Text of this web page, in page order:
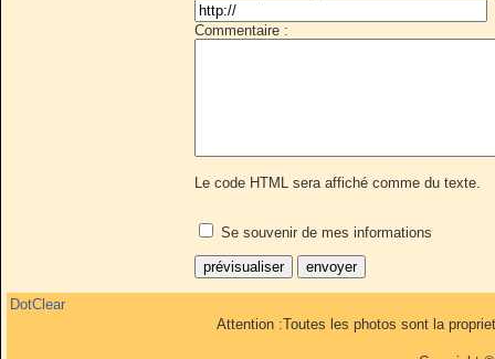
Commentaire :
Le code HTML sera affiché comme du texte.
Se souvenir de mes informations
DotClear
Attention :Toutes les photos sont la